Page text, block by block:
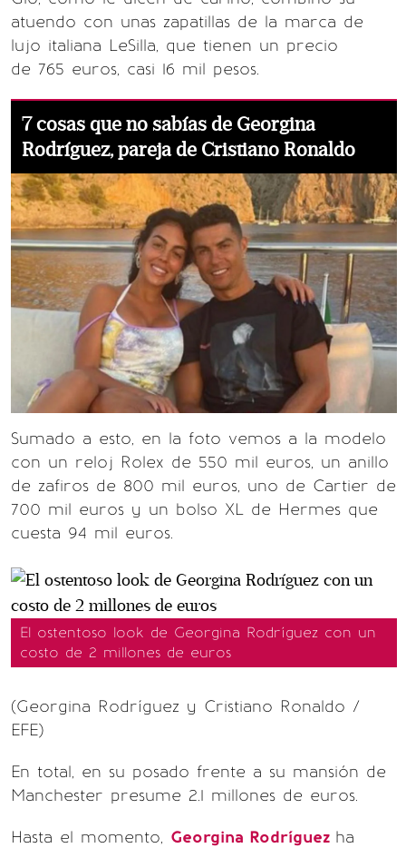
atuendo con unas zapatillas de la marca de
lujo italiana LeSilla, que tienen un precio
de 765 euros, casi 16 mil pesos.
7 cosas que no sabías de Georgina
Rodríguez, pareja de Cristiano Ronaldo
Sumado a esto, en la foto vemos a la modelo
con un reloj Rolex de 550 mil euros, un anillo
de zafiros de 800 mil euros, uno de Cartier de
700 mil euros y un bolso XL de Hermes que
cuesta 94 mil euros.
El ostentoso look de Georgina Rodríguez con un
costo de 2 millones de euros
(Georgina Rodríguez y Cristiano Ronaldo /
EFE)
En total, en su posado frente a su mansión de
Manchester presume 2.1 millones de euros.
Hasta el momento, Georgina Rodríguez ha